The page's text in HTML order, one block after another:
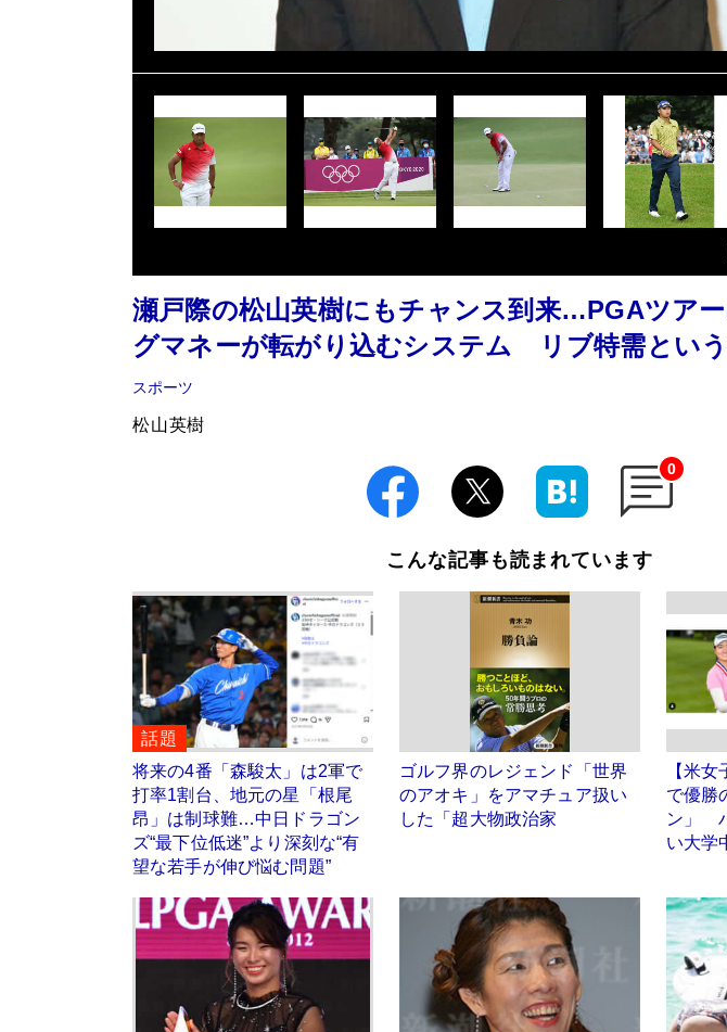
瀬戸際の松山英樹にもチャンス到来…PGAツア
グマネーが転がり込むシステム リブ特需とい
スポーツ
松山英樹
0
こんな記事も読まれています
話題
将来の4番「森駿太」は2軍で
打率1割台、地元の星「根尾
昂」は制球難…中日ドラゴン
ズ“最下位低迷”より深刻な“有
望な若手が伸び悩む問題”
ゴルフ界のレジェンド「世界
のアオキ」をアマチュア扱い
した「超大物政治家
【米
で優勝
ン」
い大学